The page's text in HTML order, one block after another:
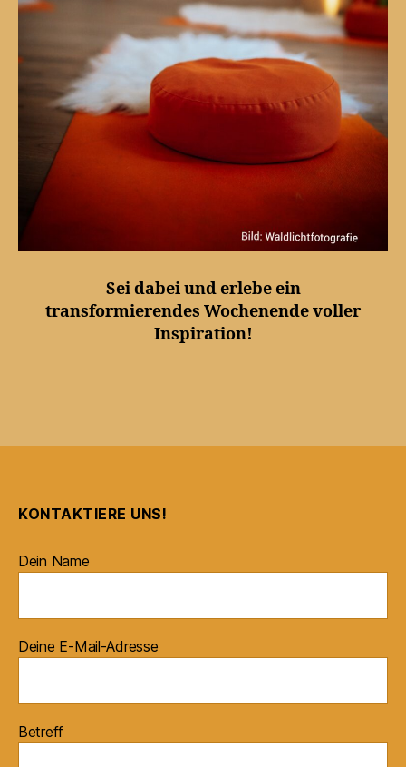
Sei dabei und erlebe ein
transformierendes Wochenende voller
Inspiration!
KONTAKTIERE UNS!
Dein Name
Deine E-Mail-Adresse
Betreff